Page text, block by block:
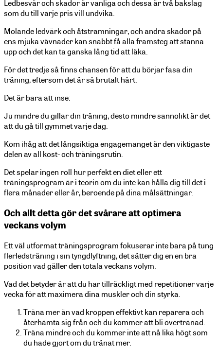
Ledbesvär och skador är vanliga och dessa är två bakslag
som du till varje pris vill undvika.
Molande ledvärk och åtstramningar, och andra skador på
ens mjuka vävnader kan snabbt få alla framsteg att stanna
upp och det kan ta ganska lång tid att läka.
För det tredje så finns chansen för att du börjar fasa din
träning, eftersom det är så brutalt hårt.
Det är bara att inse:
Ju mindre du gillar din träning, desto mindre sannolikt är det
att du gå till gymmet varje dag.
Kom ihåg att det långsiktiga engagemanget är den viktigaste
delen av all kost- och träningsrutin.
Det spelar ingen roll hur perfekt en diet eller ett
träningsprogram är i teorin om du inte kan hålla dig till det i
flera månader eller år, beroende på dina målsättningar.
Och allt detta gör det svårare att optimera
veckans volym
Ett väl utformat träningsprogram fokuserar inte bara på tung
flerledsträning i sin tyngdlyftning, det sätter dig en en bra
position vad gäller den totala veckans volym.
Vad det betyder är att du har tillräckligt med repetitioner varje
vecka för att maximera dina muskler och din styrka.
Träna mer än vad kroppen effektivt kan reparera och
återhämta sig från och du kommer att bli övertränad.
Träna mindre och du kommer inte att nå lika högt som
du hade gjort om du tränat mer.